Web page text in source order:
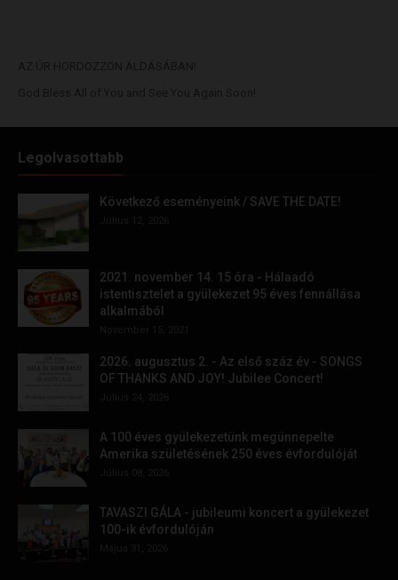
Legolvasottabb
Következő eseményeink / SAVE THE DATE!
2021. november 14. 15 óra - Hálaadó
istentisztelet a gyülekezet 95 éves fennállása
alkalmából
2026. augusztus 2. - Az első száz év - SONGS
OF THANKS AND JOY! Jubilee Concert!
A 100 éves gyülekezetünk megünnepelte
Amerika születésének 250 éves évfordulóját
TAVASZI GÁLA - jubileumi koncert a gyülekezet
100-ik évfordulóján